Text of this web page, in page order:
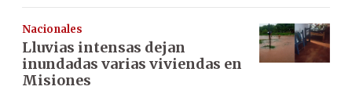
Nacionales
Lluvias intensas dejan
inundadas varias viviendas en
Misiones